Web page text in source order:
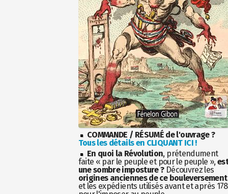
COMMANDE / RÉSUMÉ de l'ouvrage ?
Tous les détails en CLIQUANT ICI !
En quoi la Révolution, prétendument
faite « par le peuple et pour le peuple »,
une sombre imposture ?Découvrez les
origines anciennes de ce bouleversement
et les expédients utilisés avant et après